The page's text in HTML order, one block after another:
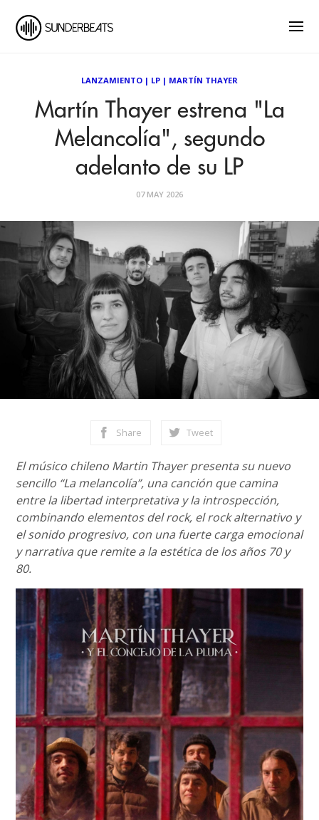
LANZAMIENTO | LP | MARTÍN THAYER
Martín Thayer estrena "La
Melancolía", segundo
adelanto de su LP
07 MAY 2026
Share Tweet
El músico chileno Martin Thayer presenta su nuevo
sencillo “La melancolía”, una canción que camina
entre la libertad interpretativa y la introspección,
combinando elementos del rock, el rock alternativo y
el sonido progresivo, con una fuerte carga emocional
y narrativa que remite a la estética de los años 70 y
80.